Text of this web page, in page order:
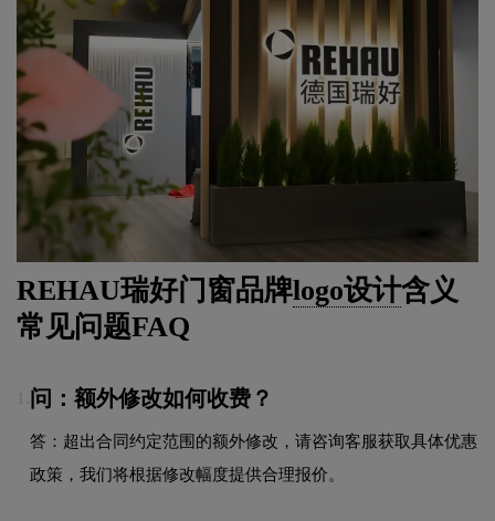
REHAU瑞好门窗品牌logo设计含义
常见问题FAQ
问：额外修改如何收费？
答：超出合同约定范围的额外修改，请咨询客服获取具体优惠
政策，我们将根据修改幅度提供合理报价。